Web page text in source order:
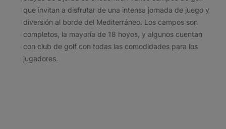
que invitan a disfrutar de una intensa jornada de juego y
diversión al borde del Mediterráneo. Los campos son
completos, la mayoría de 18 hoyos, y algunos cuentan
con club de golf con todas las comodidades para los
jugadores.